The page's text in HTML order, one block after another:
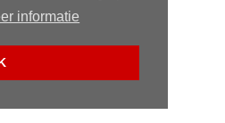
informatie